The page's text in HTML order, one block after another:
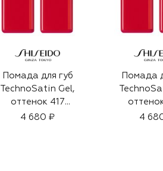
Помада для губ
TechnoSatin Gel,
оттенок 417
Soundwave (3,3g)
4 680 ₽
Помада
Chatbot
4